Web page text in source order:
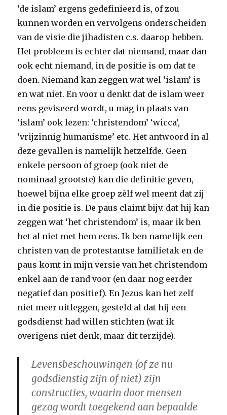
‘de islam’ ergens gedefinieerd is, of zou
kunnen worden en vervolgens onderscheiden
van de visie die jihadisten c.s. daarop hebben.
Het probleem is echter dat niemand, maar dan
ook echt niemand, in de positie is om dat te
doen. Niemand kan zeggen wat wel ‘islam’ is
en wat niet. En voor u denkt dat de islam weer
eens geviseerd wordt, u mag in plaats van
‘islam’ ook lezen: ‘christendom’ ‘wicca’,
‘vrijzinnig humanisme’ etc. Het antwoord in al
deze gevallen is namelijk hetzelfde. Geen
enkele persoon of groep (ook niet de
nominaal grootste) kan die definitie geven,
hoewel bijna elke groep zèlf wel meent dat zij
in die positie is. De paus claimt bijv. dat hij kan
zeggen wat ‘het christendom’ is, maar ik ben
het al niet met hem eens. Ik ben namelijk een
christen van de protestantse familietak en de
paus komt in mijn versie van het christendom
enkel aan de rand voor (en daar nog eerder
negatief dan positief). En Jezus kan het zelf
niet meer uitleggen, gesteld al dat hij een
godsdienst had willen stichten (wat ik
overigens niet denk, maar dit terzijde).
Levensbeschouwingen (of ze nu
godsdienstig zijn of niet) zijn
constructies, waarin door mensen
gezag wordt toegekend aan bepaalde